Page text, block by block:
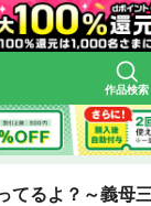
作品検索
てるよ？～義母